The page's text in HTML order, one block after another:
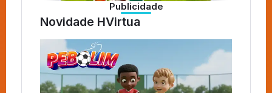
Publicidade
Novidade HVirtua